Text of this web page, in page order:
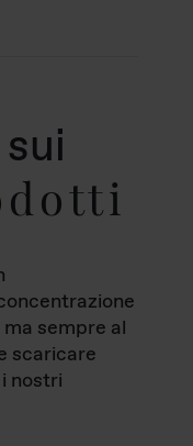
sempre al
scaricare
nostri